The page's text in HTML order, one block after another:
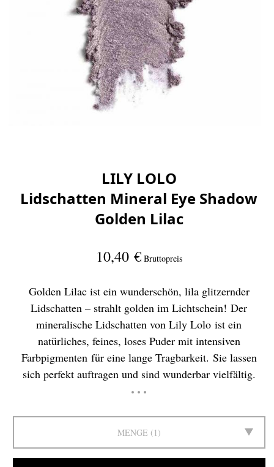
LILY LOLO
Lidschatten Mineral Eye Shadow
Golden Lilac
10,40 € Bruttopreis
Golden Lilac ist ein wunderschön, lila glitzernder
Lidschatten – strahlt golden im Lichtschein! Der
mineralische Lidschatten von Lily Lolo ist ein
natürliches, feines, loses Puder mit intensiven
Farbpigmenten für eine lange Tragbarkeit. Sie lassen
sich perfekt auftragen und sind wunderbar vielfältig.
MENGE 1